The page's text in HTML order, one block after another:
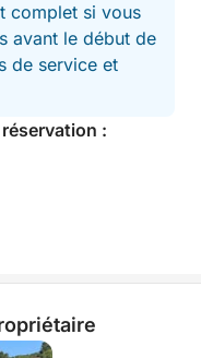
complet si vous
avant le début de
de service et
: